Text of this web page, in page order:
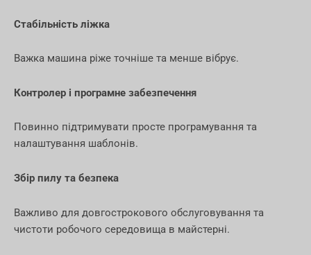
Стабільність ліжка
Важка машина ріже точніше та менше вібрує.
Контролер і програмне забезпечення
Повинно підтримувати просте програмування та
налаштування шаблонів.
Збір пилу та безпека
Важливо для довгострокового обслуговування та
чистоти робочого середовища в майстерні.